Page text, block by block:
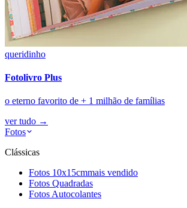
queridinho
Fotolivro Plus
o eterno favorito de + 1 milhão de famílias
ver tudo →
Fotos
Clássicas
Fotos 10x15cmmais vendido
Fotos Quadradas
Fotos Autocolantes